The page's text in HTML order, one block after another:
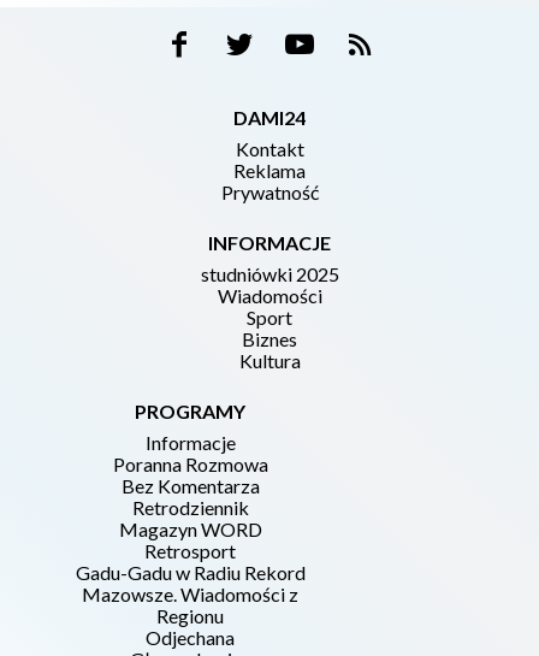
DAMI24
Kontakt
Reklama
Prywatność
INFORMACJE
studniówki 2025
Wiadomości
Sport
Biznes
Kultura
PROGRAMY
Informacje
Poranna Rozmowa
Bez Komentarza
Retrodziennik
Magazyn WORD
Retrosport
Gadu-Gadu w Radiu Rekord
Mazowsze. Wiadomości z
Regionu
Odjechana